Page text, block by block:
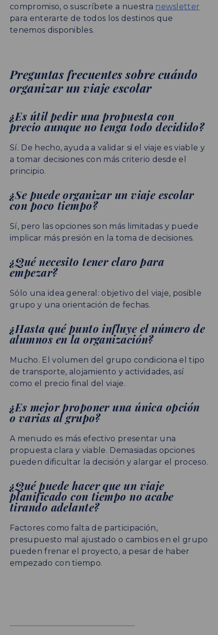
compromiso, o suscríbete a nuestra newsletter
para enterarte de todos los destinos que
tenemos disponibles.
Preguntas frecuentes sobre cuándo
organizar un viaje escolar
¿Es útil pedir una propuesta con
precio aunque no tenga todo decidido?
Sí. De hecho, ayuda a validar si el viaje es viable y
a tomar decisiones con más criterio desde el
principio.
¿Se puede organizar un viaje escolar
con poco tiempo?
Sí, pero las opciones son más limitadas y puede
implicar más presión en la toma de decisiones.
¿Qué necesito tener claro para
empezar?
Sólo una idea general: objetivo del viaje, posible
grupo y una orientación de fechas.
¿Hasta qué punto influye el número de
alumnos en la organización?
Mucho. El volumen del grupo condiciona el tipo
de transporte, alojamiento y actividades, así
como el precio final del viaje.
¿Es mejor proponer una única opción
o varias al grupo?
A menudo es más efectivo presentar una
propuesta clara y viable. Demasiadas opciones
pueden dificultar la decisión y alargar el proceso.
¿Qué puede hacer que un viaje
planificado con tiempo no acabe
tirando adelante?
Factores como falta de participación,
presupuesto mal ajustado o cambios en el grupo
pueden frenar el proyecto, a pesar de haber
empezado con tiempo.